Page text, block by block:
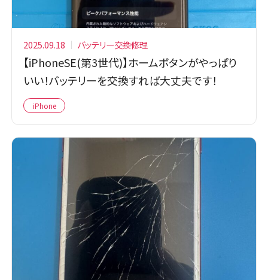
2025.09.18 バッテリー交換修理
【iPhoneSE(第3世代)】ホームボタンがやっぱり
いい！バッテリーを交換すれば大丈夫です！
iPhone